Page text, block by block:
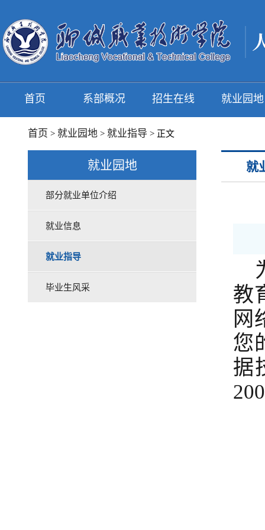
首页 系部概况 招生在线 就业园地
首页 > 就业园地 > 就业指导 > 正文
就业园地
部分就业单位介绍
就业信息
就业指导
毕业生风采
就
教
网
您
据
200